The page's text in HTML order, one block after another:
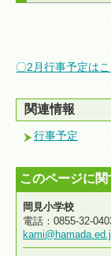
〇2月行事予定は
関連情報
行事予定
このページに
岡見小学校
電話：0855-32-